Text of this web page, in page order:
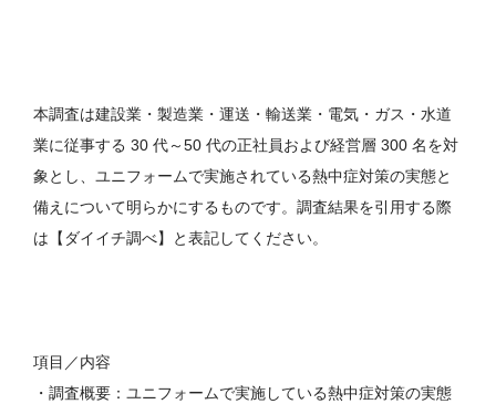
本調査は建設業・製造業・運送・輸送業・電気・ガス・水道
業に従事する 30 代～50 代の正社員および経営層 300 名を対
象とし、ユニフォームで実施されている熱中症対策の実態と
備えについて明らかにするものです。調査結果を引用する際
は【ダイイチ調べ】と表記してください。
項目／内容
・調査概要：ユニフォームで実施している熱中症対策の実態